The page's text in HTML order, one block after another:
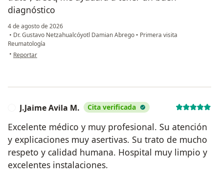
diagnóstico
4 de agosto de 2026
• Dr. Gustavo Netzahualcóyotl Damian Abrego • Primera visita
Reumatología
• en opinión del usuario Jessika Mejia
Reportar
J.Jaime Avila M. Cita verificada
Excelente médico y muy profesional. Su atención
y explicaciones muy asertivas. Su trato de mucho
respeto y calidad humana. Hospital muy limpio y
excelentes instalaciones.